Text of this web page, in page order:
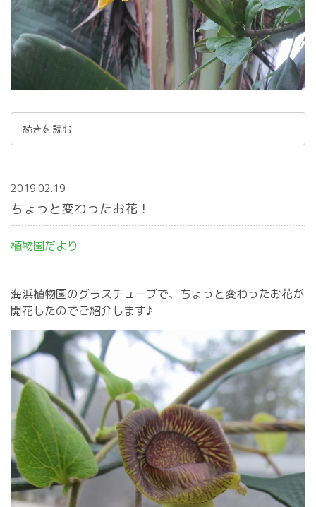
続きを読む
2019.02.19
ちょっと変わったお花！
植物園だより
海浜植物園のグラスチューブで、ちょっと変わったお花が
開花したのでご紹介します♪